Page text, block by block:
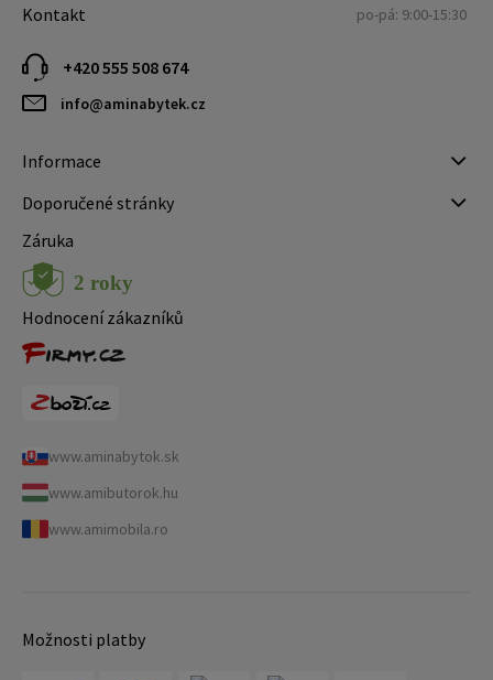
Kontakt po-pá: 9:00-15:30
+420 555 508 674
info@aminabytek.cz
Informace
Doporučené stránky
Záruka
Hodnocení zákazníků
www.aminabytok.sk
www.amibutorok.hu
www.amimobila.ro
Možnosti platby